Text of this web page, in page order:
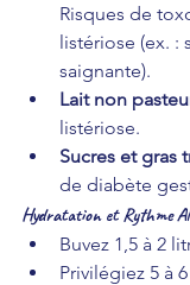
Risques de
listériose (ex. :
saignante).
Lait non
listériose.
Sucres et gras
de diabète
Hydratation et Rythme
Buvez 1,5 à 2
Privilégiez 5 à